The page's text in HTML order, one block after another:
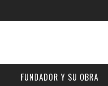
FUNDADOR Y SU OBRA